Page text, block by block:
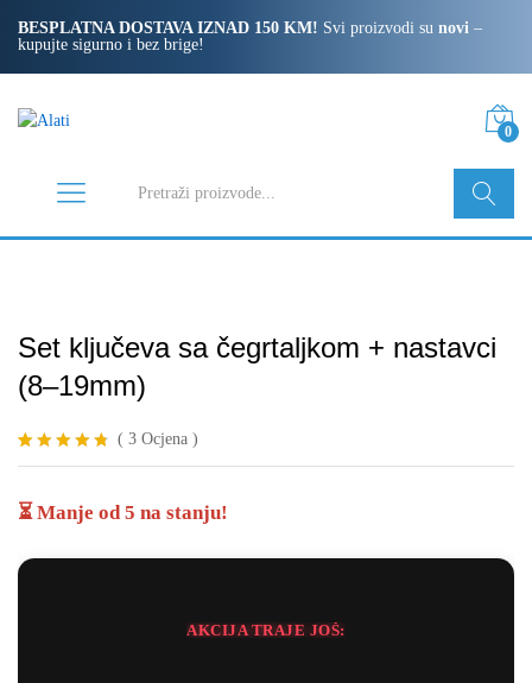
BESPLATNA DOSTAVA IZNAD 150 KM! Svi proizvodi su novi –
kupujte sigurno i bez brige!
0
Pretraži
Set ključeva sa čegrtaljkom + nastavci
(8–19mm)
Korisničke
4.67od
ukupno 5 (
3
( 3 Ocjena )
⏳ Manje od 5 na stanju!
AKCIJA TRAJE JOŠ: